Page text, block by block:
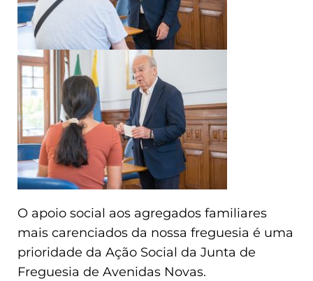
O apoio social aos agregados familiares
mais carenciados da nossa freguesia é uma
prioridade da Ação Social da Junta de
Freguesia de Avenidas Novas.